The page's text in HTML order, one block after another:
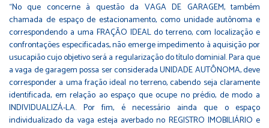
“No que concerne à questão da VAGA DE GARAGEM, também
chamada de espaço de estacionamento, como unidade autônoma e
correspondendo a uma FRAÇÃO IDEAL do terreno, com localização e
confrontações especificadas, não emerge impedimento à aquisição por
usucapião cujo objetivo será a regularização do título dominial. Para que
a vaga de garagem possa ser considerada UNIDADE AUTÔNOMA, deve
corresponder a uma fração ideal no terreno, cabendo seja claramente
identificada, em relação ao espaço que ocupe no prédio, de modo a
INDIVIDUALIZÁ-LA. Por fim, é necessário ainda que o espaço
individualizado da vaga esteja averbado no REGISTRO IMOBILIÁRIO e